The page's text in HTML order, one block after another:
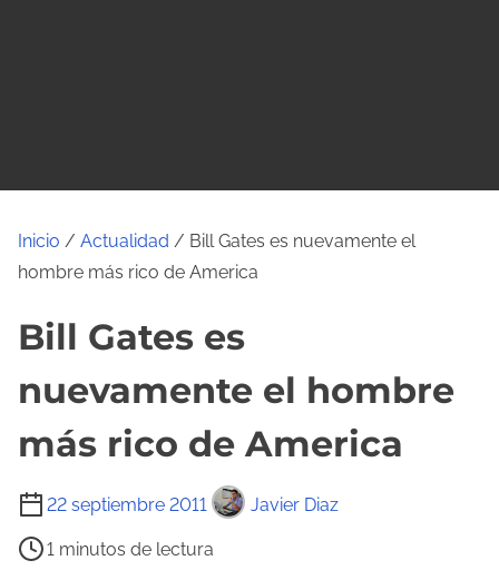
Inicio / Actualidad / Bill Gates es nuevamente el
hombre más rico de America
Bill Gates es
nuevamente el hombre
más rico de America
22 septiembre 2011 Javier Diaz
T
e
1 minutos de lectura